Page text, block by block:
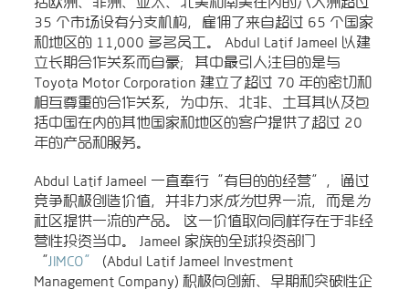
35 个市场设有分支机构，雇佣了来自超过 65 个国家
和地区的 11,000 多名员工。 Abdul Latif Jameel 以建
立长期合作关系而自豪；其中最引人注目的是与
Toyota Motor Corporation 建立了超过 70 年的密切和
相互尊重的合作关系，为中东、北非、土耳其以及包
括中国在内的其他国家和地区的客户提供了超过 20
年的产品和服务。
Abdul Latif Jameel 一直奉行“有目的的经营”，通过
竞争积极创造价值，并非力求成为世界一流，而是 为
社区提供一流的产品。 这一价值取向同样存在于非经
营性投资当中。 Jameel 家族的全球投资部门
“JIMCO”
(Abdul Latif Jameel Investment
Management Company) 积极向创新、早期和突破性企